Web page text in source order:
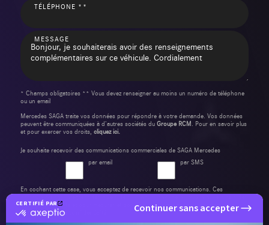
CERTIFIÉ PAR
certifié
Continuer sans accepter
TÉLÉPHONE **
MESSAGE
* Champs obligatoires ** Vous devez renseigner au moins un numéro de téléphone
ou un email
Mercedes SAGA traite vos données pour répondre à votre demande. Vos données
peuvent être communiquées à d’autres sociétés du Groupe RCM. Pour en savoir plus
et pour exercer vos droits, cliquez ici.
Je souhaite recevoir des communications commerciales de SAGA Mercedes
par email
par SMS
En cochant cette case, vous acceptez de recevoir nos communications. Ces
communications intègrent des pixels de suivi pour l'analyse du taux d'ouverture à des
fins de délivrabilité et pour mesurer et optimiser les campagnes conformément à
notrepolitique de confidentialité